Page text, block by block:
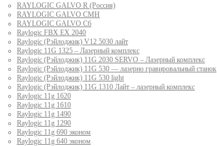
RAYLOGIC GALVO R (Россия)
RAYLOGIC GALVO CMH
RAYLOGIC GALVO С6
Raylogic FBX EX 2040
Raylogic (Рэйлоджик) V12 5030 лайт
Raylogic 11G 1325 – Лазерный комплекс
Raylogic (Рэйлоджик) 11G 2030 SERVO – Лазерный комплекс
Raylogic (Рэйлоджик) 11G 530 — лазерно гравировальный станок
Raylogic (Рэйлоджик) 11G 530 light
Raylogic (Рэйлоджик) 11G 1310 Лайт – лазерный комплекс
Raylogic 11g 1620
Raylogic 11g 1610
Raylogic 11g 1490
Raylogic 11g 1290
Raylogic 11g 690 эконом
Raylogic 11g 640 эконом